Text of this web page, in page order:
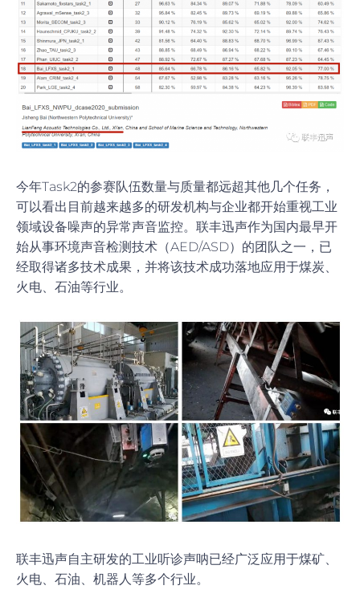
今年Task2的参赛队伍数量与质量都远超其他几个任务，
可以看出目前越来越多的研发机构与企业都开始重视工业
领域设备噪声的异常声音监控。联丰迅声作为国内最早开
始从事环境声音检测技术（AED/ASD）的团队之一，已
经取得诸多技术成果，并将该技术成功落地应用于煤炭、
火电、石油等行业。
联丰迅声自主研发的工业听诊声呐已经广泛应用于煤矿、
火电、石油、机器人等多个行业。